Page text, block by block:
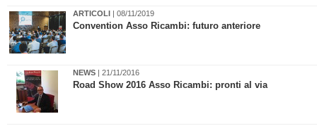
ARTICOLI | 08/11/2019
Convention Asso Ricambi: futuro anteriore
NEWS | 21/11/2016
Road Show 2016 Asso Ricambi: pronti al via